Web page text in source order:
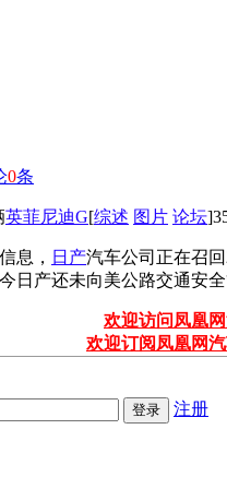
0条
英菲尼迪G[综述 图片 论坛
息， 日产汽车公司正在召
产还未向美公路交通安
欢迎访问凤凰
欢迎订阅凤凰网
注册